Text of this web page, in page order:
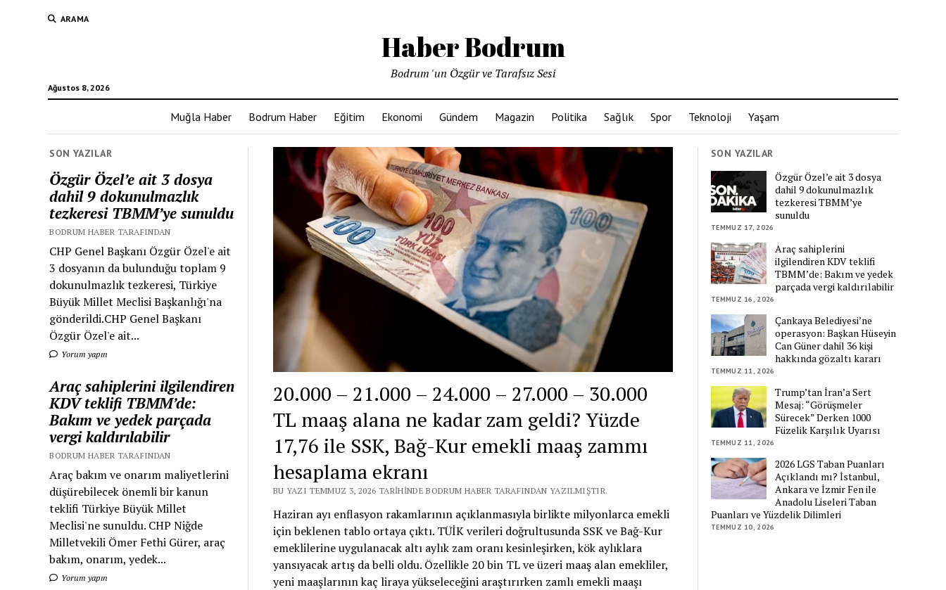
ARAMA
Haber Bodrum
Ağustos 8, 2026
Bodrum 'un Özgür ve Tarafsız Sesi
Muğla Haber Bodrum Haber Eğitim Ekonomi Gündem Magazin Politika Sağlık Spor Teknoloji Yaşam
SON YAZILAR
Özgür Özel’e ait 3 dosya
dahil 9 dokunulmazlık
tezkeresi TBMM’ye sunuldu
BODRUM HABER TARAFINDAN
CHP Genel Başkanı Özgür Özel'e ait
3 dosyanın da bulunduğu toplam 9
dokunulmazlık tezkeresi, Türkiye
Büyük Millet Meclisi Başkanlığı'na
gönderildi.CHP Genel Başkanı
Özgür Özel'e ait...
Yorum yapın
Araç sahiplerini ilgilendiren
KDV teklifi TBMM’de:
Bakım ve yedek parçada
vergi kaldırılabilir
BODRUM HABER TARAFINDAN
Araç bakım ve onarım maliyetlerini
düşürebilecek önemli bir kanun
teklifi Türkiye Büyük Millet
Meclisi'ne sunuldu. CHP Niğde
Milletvekili Ömer Fethi Gürer, araç
bakım, onarım, yedek...
Yorum yapın
20.000 – 21.000 – 24.000 – 27.000 – 30.000
TL maaş alana ne kadar zam geldi? Yüzde
17,76 ile SSK, Bağ-Kur emekli maaş zammı
hesaplama ekranı
BU YAZI TEMMUZ 3, 2026 TARIHINDE BODRUM HABER TARAFINDAN YAZILMIŞTIR.
Haziran ayı enflasyon rakamlarının açıklanmasıyla birlikte milyonlarca emekli
için beklenen tablo ortaya çıktı. TÜİK verileri doğrultusunda SSK ve Bağ-Kur
emeklilerine uygulanacak altı aylık zam oranı kesinleşirken, kök aylıklara
yansıyacak artış da belli oldu. Özellikle 20 bin TL ve üzeri maaş alan emekliler,
yeni maaşlarının kaç liraya yükseleceğini araştırırken zamlı emekli maaşı
SON YAZILAR
Özgür Özel’e ait 3 dosya
dahil 9 dokunulmazlık
tezkeresi TBMM’ye
sunuldu
TEMMUZ 17, 2026
Araç sahiplerini
ilgilendiren KDV teklifi
TBMM’de: Bakım ve yedek
parçada vergi kaldırılabilir
TEMMUZ 16, 2026
Çankaya Belediyesi’ne
operasyon: Başkan Hüseyin
Can Güner dahil 36 kişi
hakkında gözaltı kararı
TEMMUZ 11, 2026
Trump’tan İran’a Sert
Mesaj: “Görüşmeler
Sürecek” Derken 1000
Füzelik Karşılık Uyarısı
TEMMUZ 11, 2026
2026 LGS Taban Puanları
Açıklandı mı? İstanbul,
Ankara ve İzmir Fen ile
Anadolu Liseleri Taban
Puanları ve Yüzdelik Dilimleri
TEMMUZ 10, 2026